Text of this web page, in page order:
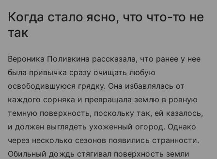
Когда стало ясно, что что-то не
так
Вероника Поливкина рассказала, что ранее у нее
была привычка сразу очищать любую
освободившуюся грядку. Она избавлялась от
каждого сорняка и превращала землю в ровную
темную поверхность, поскольку так, ей казалось,
и должен выглядеть ухоженный огород. Однако
через несколько сезонов появились странности.
Обильный дождь стягивал поверхность земли